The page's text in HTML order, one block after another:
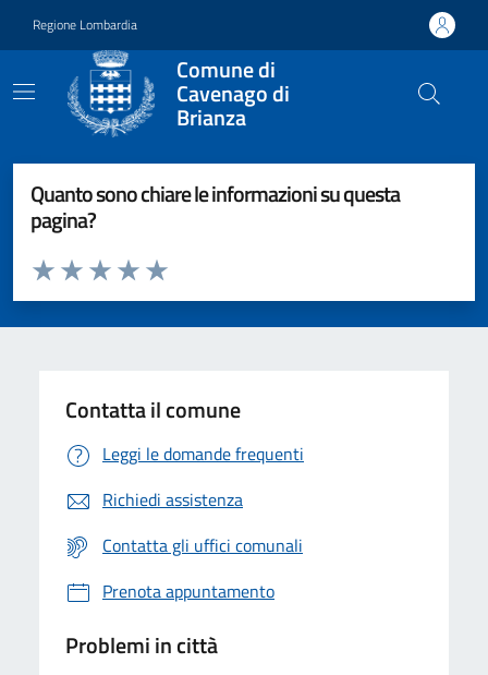
Regione Lombardia
Comune di
Cavenago di
Brianza
Quanto sono chiare le informazioni su questa
pagina?
Valuta da 1 a 5 stelle la pagina
Valuta 5 stelle su 5
Valuta 4 stelle su 5
Valuta 3 stelle su 5
Valuta 2 stelle su 5
Valuta 1 stelle su 5
Contatta il comune
Leggi le domande frequenti
Richiedi assistenza
Contatta gli uffici comunali
Prenota appuntamento
Problemi in città